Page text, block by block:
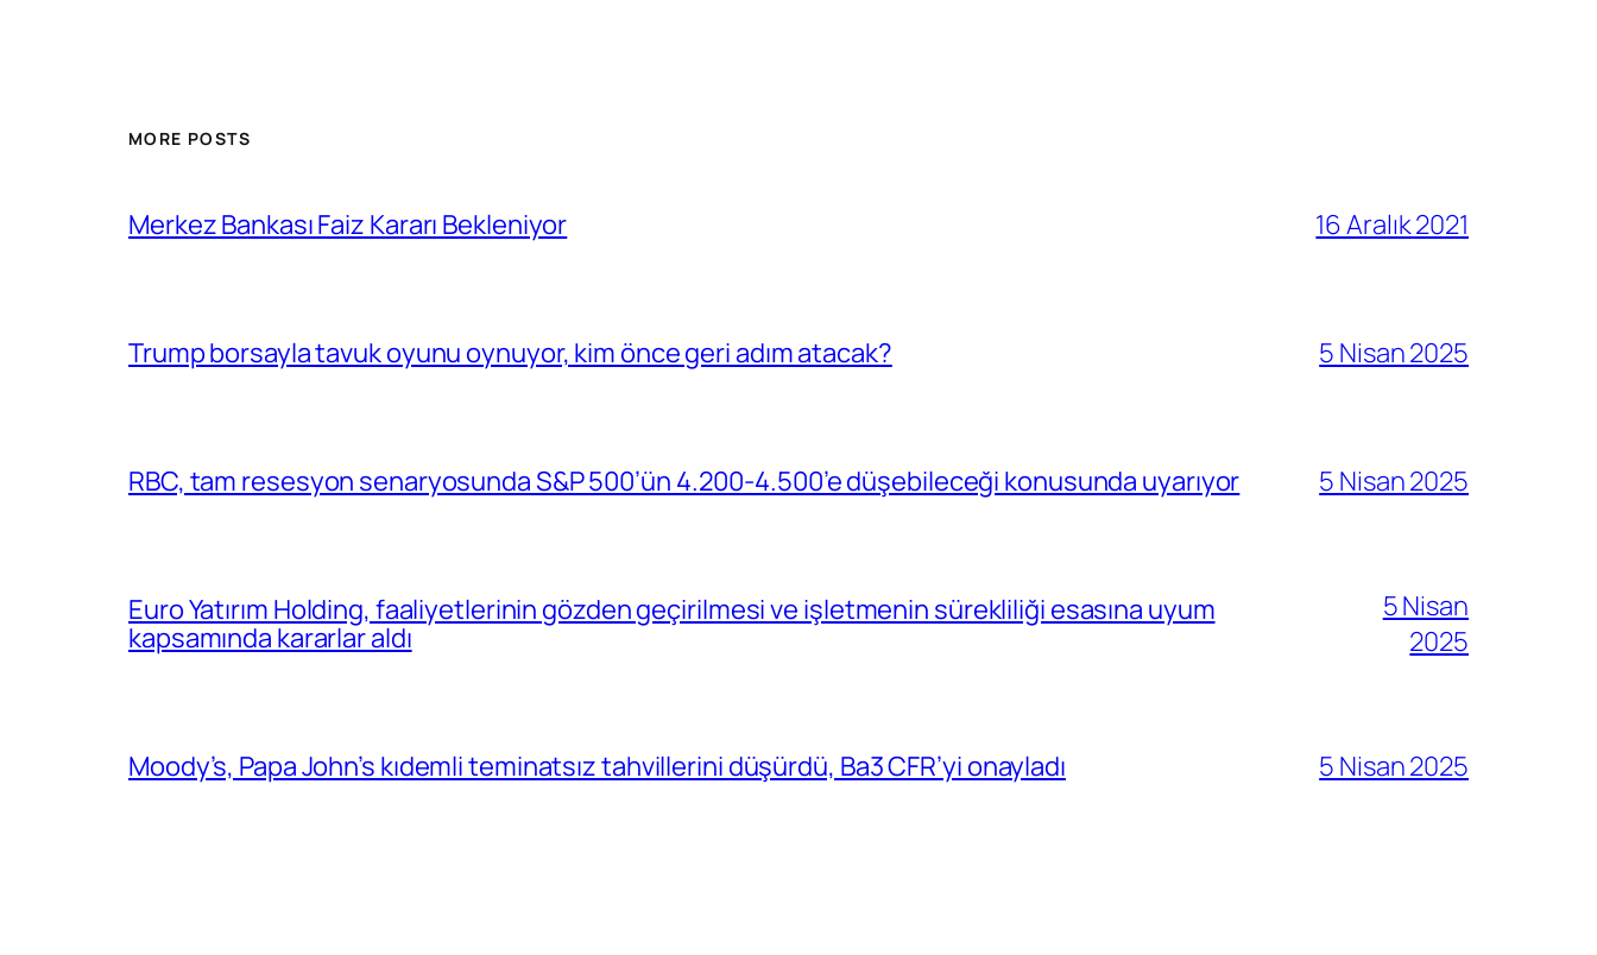
MORE POSTS
Merkez Bankası Faiz Kararı Bekleniyor 16 Aralık 2021
Trump borsayla tavuk oyunu oynuyor, kim önce geri adım atacak? 5 Nisan 2025
RBC, tam resesyon senaryosunda S&P 500’ün 4.200-4.500’e düşebileceği konusunda uyarıyor 5 Nisan 2025
Euro Yatırım Holding, faaliyetlerinin gözden geçirilmesi ve işletmenin sürekliliği esasına uyum
kapsamında kararlar aldı
5 Nisan
2025
Moody’s, Papa John’s kıdemli teminatsız tahvillerini düşürdü, Ba3 CFR’yi onayladı 5 Nisan 2025